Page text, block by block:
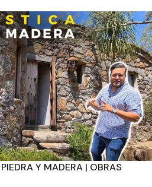
Y MADERA | OBRAS
filtros